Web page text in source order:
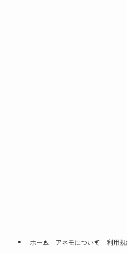
ホーム アネモについて 利用規